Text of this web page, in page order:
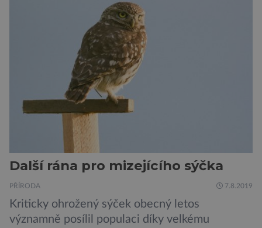
Skutečně nepřehání? Pokud se podrobněji
podíváme na ochranu jejich elektrokol
Electrified S2 a X2, pak je […]
Další rána pro mizejícího sýčka
PŘÍRODA 7.8.2019
Kriticky ohrožený sýček obecný letos
významně posílil populaci díky velkému